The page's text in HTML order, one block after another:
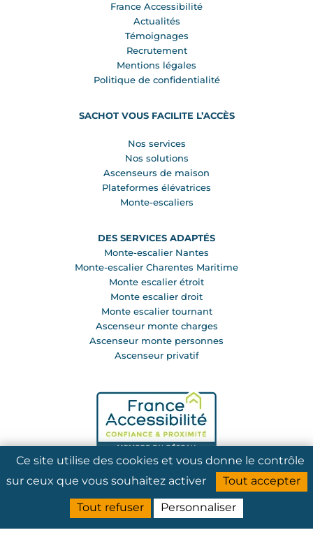
France Accessibilité
Actualités
Témoignages
Recrutement
Mentions légales
Politique de confidentialité
SACHOT VOUS FACILITE L’ACCÈS
Nos services
Nos solutions
Ascenseurs de maison
Plateformes élévatrices
Monte-escaliers
DES SERVICES ADAPTÉS
Monte-escalier Nantes
Monte-escalier Charentes Maritime
Monte escalier étroit
Monte escalier droit
Monte escalier tournant
Ascenseur monte charges
Ascenseur monte personnes
Ascenseur privatif
Ce site utilise des cookies et vous donne le contrôle
sur ceux que vous souhaitez activer
Tout accepter
Tout refuser
Personnaliser